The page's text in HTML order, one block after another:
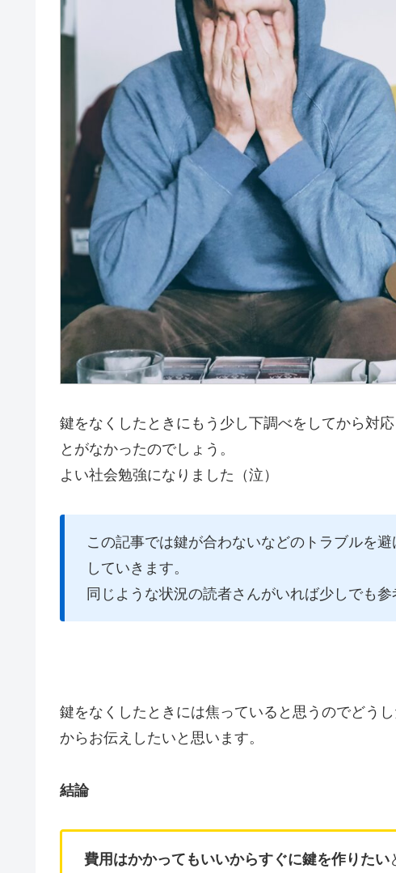
鍵をなくしたときにもう少し下調べをしてから対
とがなかったのでしょう。
よい社会勉強になりました（泣）
この記事では鍵が合わないなどのトラブルを
していきます。
同じような状況の読者さんがいれば少しでも
鍵をなくしたときには焦っていると思うのでどう
からお伝えしたいと思います。
結論
費用はかかってもいいからすぐに鍵を作りたい